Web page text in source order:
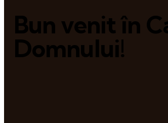
Bun venit în
Domnului!